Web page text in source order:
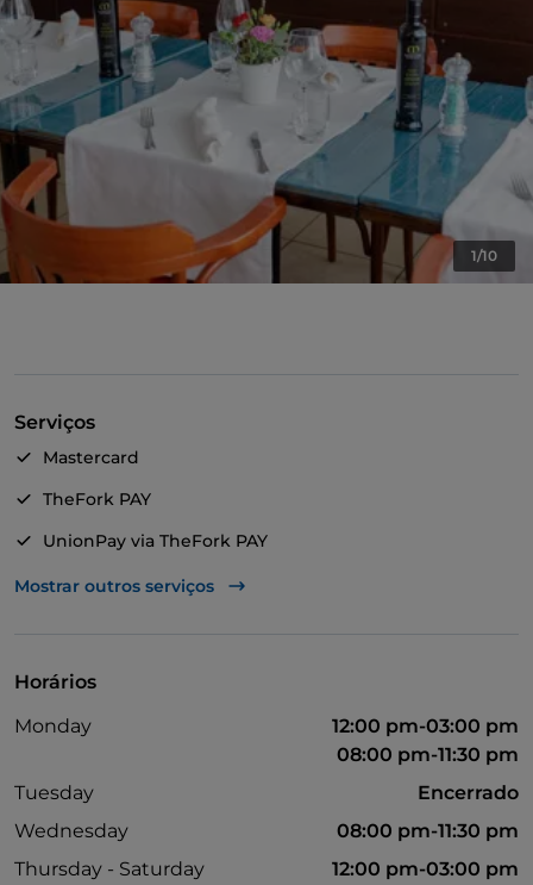
1/10
Serviços
Mastercard
TheFork PAY
UnionPay via TheFork PAY
Visa
Mostrar outros serviços
Horários
Monday
12:00 pm-03:00 pm
08:00 pm-11:30 pm
Tuesday
Encerrado
Wednesday
08:00 pm-11:30 pm
Thursday - Saturday
12:00 pm-03:00 pm